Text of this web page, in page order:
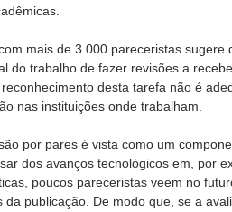
mais de 3.000 pareceristas sugere
do trabalho de fazer revisões a
desta tarefa não é
nas instituições onde trabalham.
por pares é vista como um
dos avanços tecnológicos em, por
poucos pareceristas veem no
da publicação. De modo que, se a